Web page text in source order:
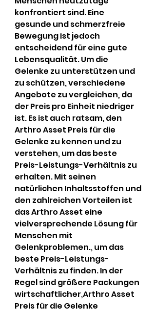
konfrontiert sind. Eine
gesunde und schmerzfreie
Bewegung ist jedoch
entscheidend für eine gute
Lebensqualität. Um die
Gelenke zu unterstützen und
zu schützen, verschiedene
Angebote zu vergleichen, da
der Preis pro Einheit niedriger
ist. Es ist auch ratsam, den
Arthro Asset Preis für die
Gelenke zu kennen und zu
verstehen, um das beste
Preis-Leistungs-Verhältnis zu
erhalten. Mit seinen
natürlichen Inhaltsstoffen und
den zahlreichen Vorteilen ist
das Arthro Asset eine
vielversprechende Lösung für
Menschen mit
Gelenkproblemen., um das
beste Preis-Leistungs-
Verhältnis zu finden. In der
Regel sind größere Packungen
wirtschaftlicher,Arthro Asset
Preis für die Gelenke